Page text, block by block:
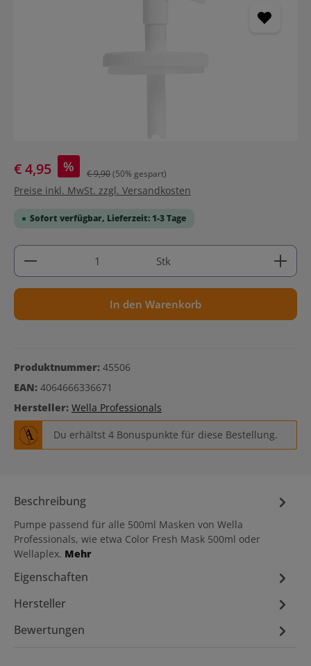
€ 4,95 % € 9,90(50% gespart)
Preise inkl. MwSt. zzgl. Versandkosten
Sofort verfügbar, Lieferzeit: 1-3 Tage
Produkt Anzahl: Gib den gewünschten Wert ein
Stk
In den Warenkorb
Produktnummer: 45506
EAN: 4064666336671
Hersteller: Wella Professionals
Du erhältst 4 Bonuspunkte für diese Bestellung.
Beschreibung
Pumpe passend für alle 500ml Masken von Wella
Professionals, wie etwa Color Fresh Mask 500ml oder
Wellaplex. Mehr
Eigenschaften
Hersteller
Bewertungen